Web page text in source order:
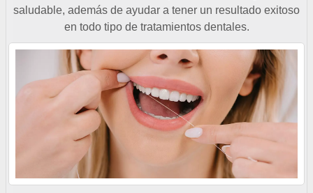
saludable, además de ayudar a tener un resultado exitoso
en todo tipo de tratamientos dentales.